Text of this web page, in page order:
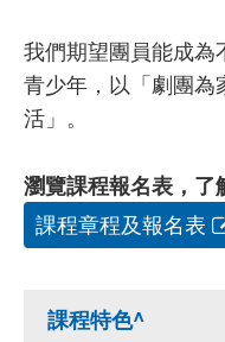
我們期望團員能成為
青少年，以「劇團為
活」。
瀏覽課程報名表，了
課程章程及報名表
課程特色^